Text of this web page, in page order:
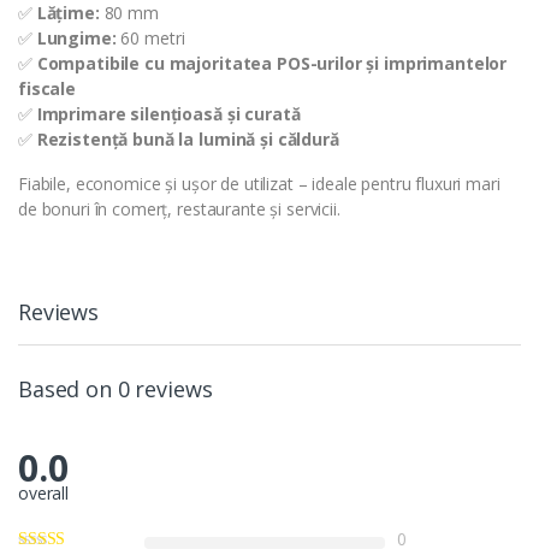
✅ Lățime: 80 mm
✅ Lungime: 60 metri
✅ Compatibile cu majoritatea POS-urilor și imprimantelor
fiscale
✅ Imprimare silențioasă și curată
✅ Rezistență bună la lumină și căldură
Fiabile, economice și ușor de utilizat – ideale pentru fluxuri mari
de bonuri în comerț, restaurante și servicii.
Reviews
Based on 0 reviews
0.0
overall
0